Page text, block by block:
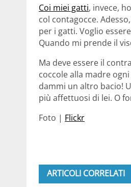
Coi miei gatti, invece,
col contagocce. Adesso,
per i gatti. Voglio
Quando mi prende il
Ma deve essere il
coccole alla madre
dammi un altro bacio!
più affettuosi di lei. O
Foto | Flickr
ARTICOLI CORRELATI